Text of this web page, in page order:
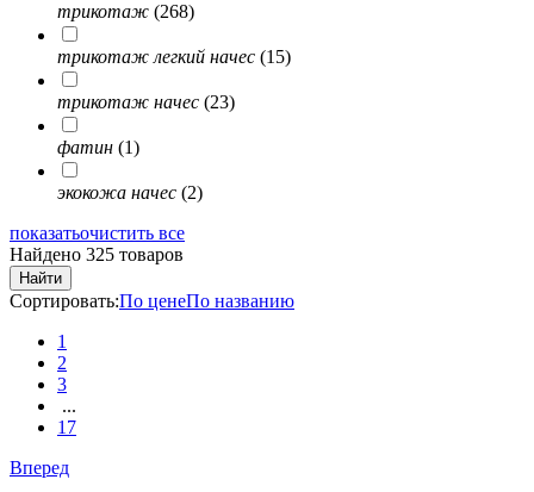
трикотаж (268)
трикотаж легкий начес (15)
трикотаж начес (23)
фатин (1)
экокожа начес (2)
показатьочистить все
Найдено 325 товаров
Найти
Сортировать:По ценеПо названию
1
2
3
...
17
Вперед